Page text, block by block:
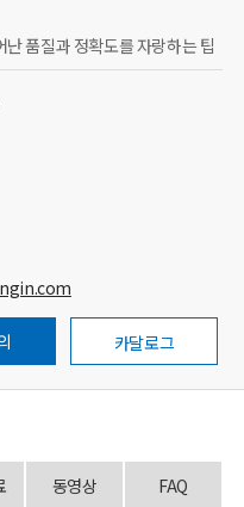
품질과 정확도를 자랑하는 팁
카달로그
동영상 FAQ